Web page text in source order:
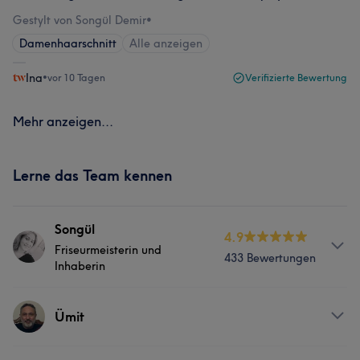
Gestylt von Songül Demir•
Damenhaarschnitt
Alle anzeigen
Ina•vor 10 Tagen Verifizierte Bewertung
Mehr anzeigen...
Lerne das Team kennen
Songül
Friseurmeisterin und
Inhaberin
4.9
433 Bewertungen
ServicesÜmit